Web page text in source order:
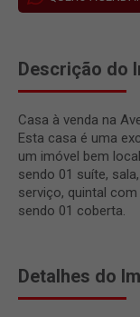
Descrição do
Casa à venda na
Esta casa é uma
um imóvel bem
sendo 01 suíte,
serviço, quintal
sendo 01 coberta.
Detalhes do